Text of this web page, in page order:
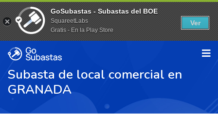
Subasta de local comercial en
GRANADA
GoSubastas - Subastas del BOE
SquareetLabs
Gratis - En la Play Store
Ver